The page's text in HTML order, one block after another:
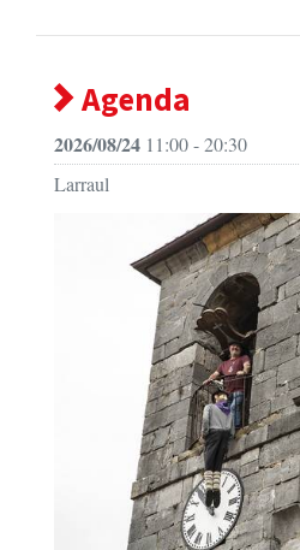
Agenda
2026/08/24 11:00 - 20:30
Larraul